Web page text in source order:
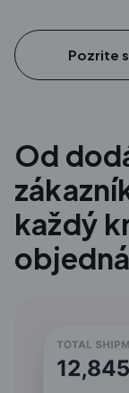
Pozrite
Od
každý